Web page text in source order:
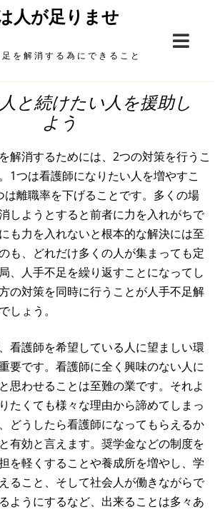
人が足りませ
を解消する為にできること
と続けたい人を援助し
よう
解消するためには、2つの対策を行うこ
1つは看護師になりたい人を増やすこ
は離職率を下げることです。多くの場
しようとすると前者に力を入れがちで
も力を入れないと根本的な解決には至
も、どれだけ多くの人が集まっても定
、人手不足を繰り返すことになってし
の対策を同時に行うことが人手不足解
しょう。
看護師を希望している人に望ましい環
要です。看護師に全く興味のない人に
思わせることは至難の業です。それよ
たくても様々な理由から諦めてしまっ
どうしたら看護師になってもらえるか
有効と言えます。奨学金などの制度を
を軽くすることや養成所を増やし、学
ること、そして社会人が働きながらで
ようにするなど、出来ることは多々あ